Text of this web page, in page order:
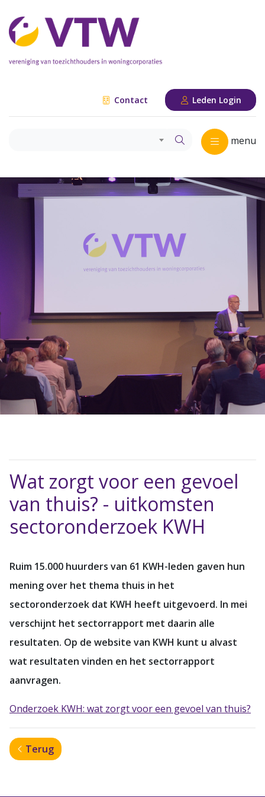
Contact Leden Login
menu
Wat zorgt voor een gevoel
van thuis? - uitkomsten
sectoronderzoek KWH
Ruim 15.000 huurders van 61 KWH-leden gaven hun
mening over het thema thuis in het
sectoronderzoek dat KWH heeft uitgevoerd. In mei
verschijnt het sectorrapport met daarin alle
resultaten. Op de website van KWH kunt u alvast
wat resultaten vinden en het sectorrapport
aanvragen.
Onderzoek KWH: wat zorgt voor een gevoel van thuis?
Terug